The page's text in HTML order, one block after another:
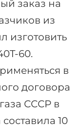
заказ на
из
изготовить
60.
в
договора
СССР в
10